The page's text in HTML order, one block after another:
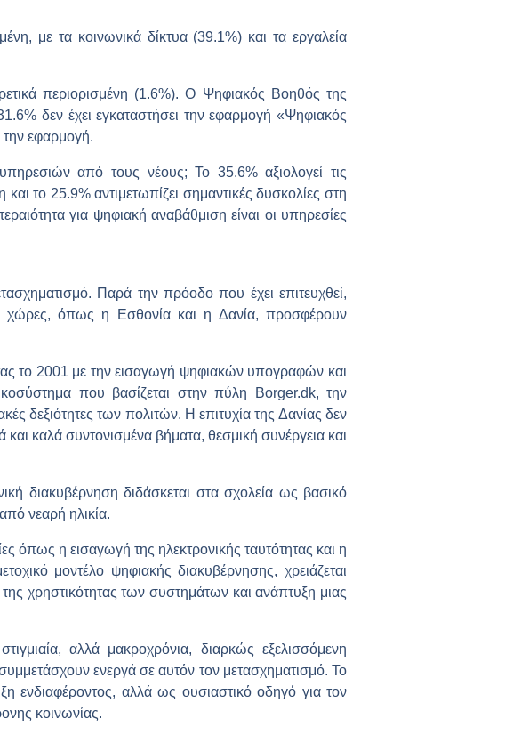
με τα κοινωνικά δίκτυα (39.1%) και τα εργαλεία
περιορισμένη (1.6%). Ο Ψηφιακός Βοηθός της
δεν έχει εγκαταστήσει την εφαρμογή «Ψηφιακός
την εφαρμογή.
από τους νέους; Το 35.6% αξιολογεί τις
το 25.9% αντιμετωπίζει σημαντικές δυσκολίες στη
για ψηφιακή αναβάθμιση είναι οι υπηρεσίες
Παρά την πρόοδο που έχει επιτευχθεί,
χώρες, όπως η Εσθονία και η Δανία, προσφέρουν
το 2001 με την εισαγωγή ψηφιακών υπογραφών και
που βασίζεται στην πύλη Borger.dk, την
δεξιότητες των πολιτών. Η επιτυχία της Δανίας δεν
καλά συντονισμένα βήματα, θεσμική συνέργεια και
διακυβέρνηση διδάσκεται στα σχολεία ως βασικό
νεαρή ηλικία.
όπως η εισαγωγή της ηλεκτρονικής ταυτότητας και η
μοντέλο ψηφιακής διακυβέρνησης, χρειάζεται
χρηστικότητας των συστημάτων και ανάπτυξη μιας
αλλά μακροχρόνια, διαρκώς εξελισσόμενη
ενεργά σε αυτόν τον μετασχηματισμό. Το
ενδιαφέροντος, αλλά ως ουσιαστικό οδηγό για τον
κοινωνίας.